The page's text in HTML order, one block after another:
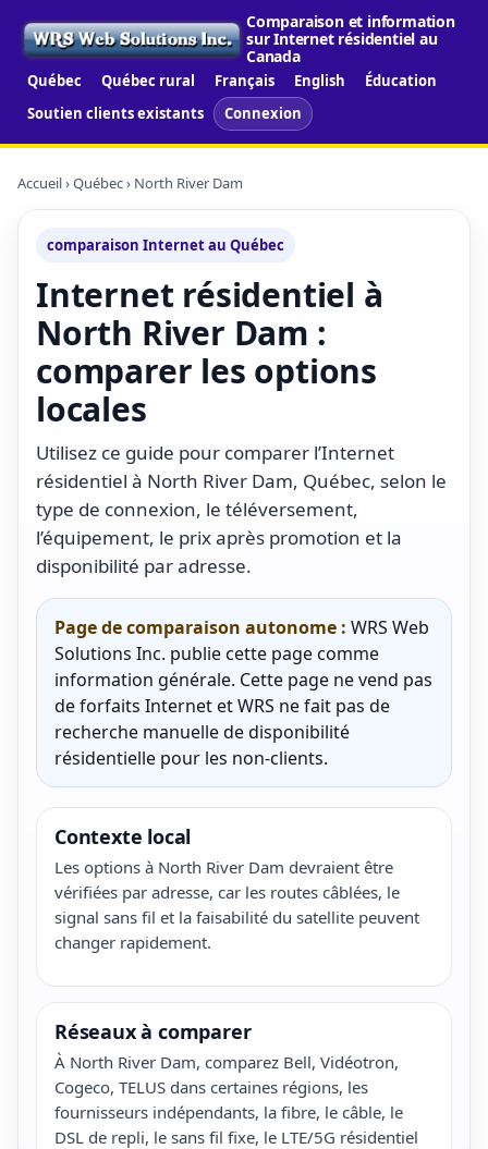
Comparaison et information
sur Internet résidentiel au
Canada
Québec Québec rural Français English
Éducation
Soutien clients existants
Connexion
Accueil›Québec› North River Dam
comparaison Internet au Québec
Internet résidentiel à
North River Dam :
comparer les options
locales
Utilisez ce guide pour comparer l’Internet
résidentiel à North River Dam, Québec, selon le
type de connexion, le téléversement,
l’équipement, le prix après promotion et la
disponibilité par adresse.
Page de comparaison autonome : WRS Web
Solutions Inc. publie cette page comme
information générale. Cette page ne vend pas
de forfaits Internet et WRS ne fait pas de
recherche manuelle de disponibilité
résidentielle pour les non-clients.
Contexte local
Les options à North River Dam devraient être
vérifiées par adresse, car les routes câblées, le
signal sans fil et la faisabilité du satellite peuvent
changer rapidement.
Réseaux à comparer
À North River Dam, comparez Bell, Vidéotron,
Cogeco, TELUS dans certaines régions, les
fournisseurs indépendants, la fibre, le câble, le
DSL de repli, le sans fil fixe, le LTE/5G résidentiel